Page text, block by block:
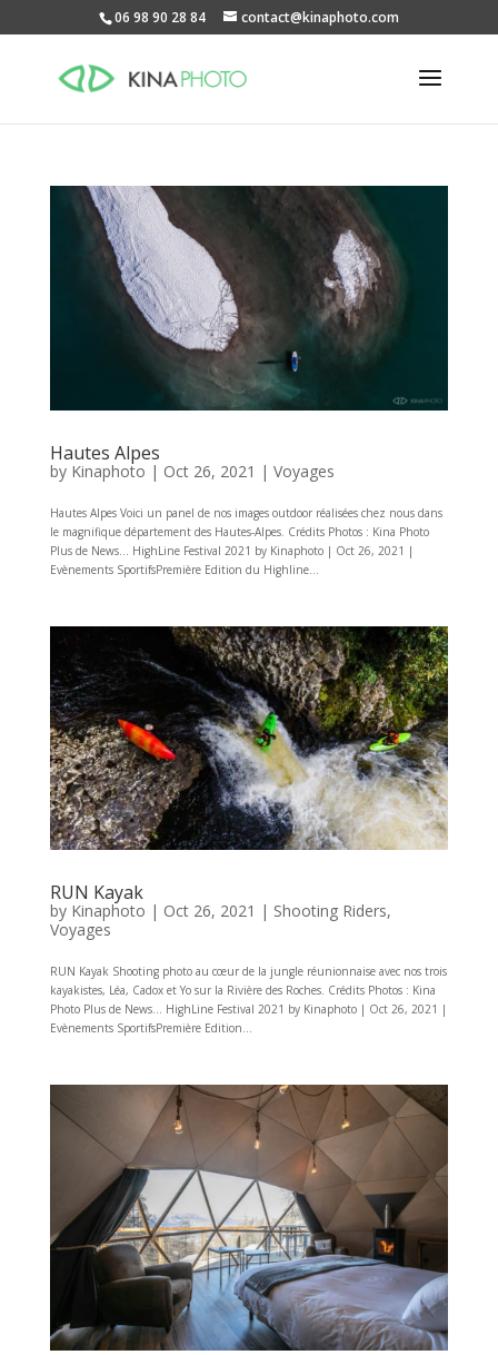
06 98 90 28 84 contact@kinaphoto.com
Hautes Alpes
by Kinaphoto | Oct 26, 2021 | Voyages
Hautes Alpes Voici un panel de nos images outdoor réalisées chez nous dans
le magnifique département des Hautes-Alpes. Crédits Photos : Kina Photo
Plus de News… HighLine Festival 2021 by Kinaphoto | Oct 26, 2021 |
Evènements SportifsPremière Edition du Highline...
RUN Kayak
by Kinaphoto | Oct 26, 2021 | Shooting Riders,
Voyages
RUN Kayak Shooting photo au cœur de la jungle réunionnaise avec nos trois
kayakistes, Léa, Cadox et Yo sur la Rivière des Roches. Crédits Photos : Kina
Photo Plus de News… HighLine Festival 2021 by Kinaphoto | Oct 26, 2021 |
Evènements SportifsPremière Edition...